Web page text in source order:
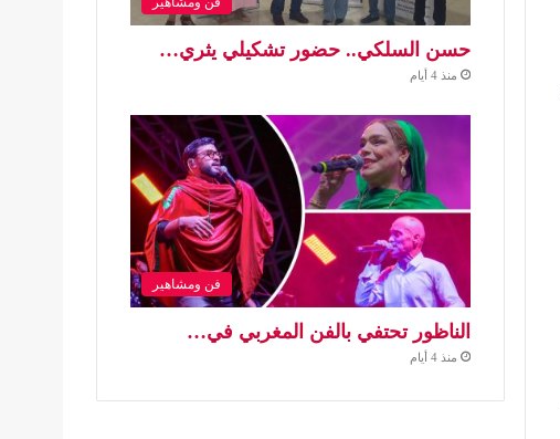
حسن السلكي.. حضور تشكيلي يثري…
منذ 4 أيام
فن ومشاهير
الناظور تحتفي بالفن المغربي في…
منذ 4 أيام